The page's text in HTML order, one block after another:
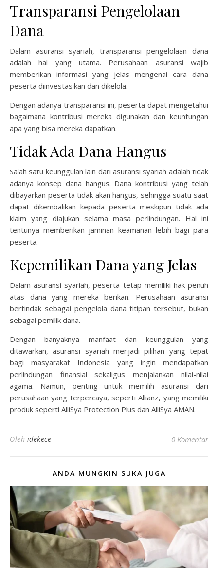
Transparansi Pengelolaan
Dana
Dalam asuransi syariah, transparansi pengelolaan dana
adalah hal yang utama. Perusahaan asuransi wajib
memberikan informasi yang jelas mengenai cara dana
peserta diinvestasikan dan dikelola.
Dengan adanya transparansi ini, peserta dapat mengetahui
bagaimana kontribusi mereka digunakan dan keuntungan
apa yang bisa mereka dapatkan.
Tidak Ada Dana Hangus
Salah satu keunggulan lain dari asuransi syariah adalah tidak
adanya konsep dana hangus. Dana kontribusi yang telah
dibayarkan peserta tidak akan hangus, sehingga suatu saat
dapat dikembalikan kepada peserta meskipun tidak ada
klaim yang diajukan selama masa perlindungan. Hal ini
tentunya memberikan jaminan keamanan lebih bagi para
peserta.
Kepemilikan Dana yang Jelas
Dalam asuransi syariah, peserta tetap memiliki hak penuh
atas dana yang mereka berikan. Perusahaan asuransi
bertindak sebagai pengelola dana titipan tersebut, bukan
sebagai pemilik dana.
Dengan banyaknya manfaat dan keunggulan yang
ditawarkan, asuransi syariah menjadi pilihan yang tepat
bagi masyarakat Indonesia yang ingin mendapatkan
perlindungan finansial sekaligus menjalankan nilai-nilai
agama. Namun, penting untuk memilih asuransi dari
perusahaan yang terpercaya, seperti Allianz, yang memiliki
produk seperti AlliSya Protection Plus dan AlliSya AMAN.
Oleh idekece 0 Komentar
ANDA MUNGKIN SUKA JUGA